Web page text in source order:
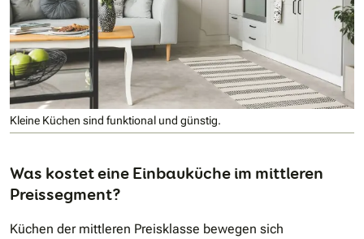
Kleine Küchen sind funktional und günstig.
Was kostet eine Einbauküche im mittleren
Preissegment?
Küchen der mittleren Preisklasse bewegen sich